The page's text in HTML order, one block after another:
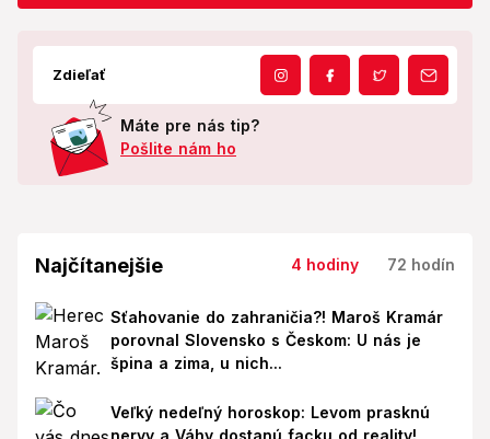
Zdieľať
Máte pre nás tip?
Pošlite nám ho
Najčítanejšie 4 hodiny 72 hodín
Sťahovanie do zahraničia?! Maroš Kramár
porovnal Slovensko s Českom: U nás je
špina a zima, u nich...
Veľký nedeľný horoskop: Levom prasknú
nervy a Váhy dostanú facku od reality!